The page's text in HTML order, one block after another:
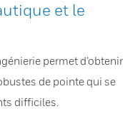
et le
permet d’obtenir
de pointe qui se
difficiles.